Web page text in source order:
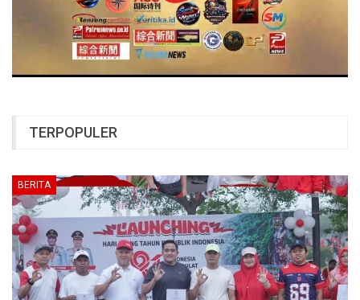
TERPOPULER
BERITA